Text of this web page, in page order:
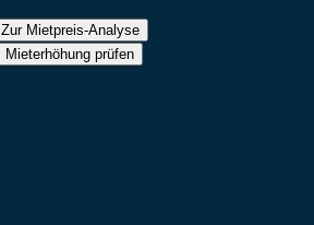
Zur Mietpreis-Analyse
Mieterhöhung prüfen